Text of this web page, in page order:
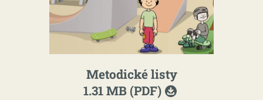
Metodické listy
1.31 MB (PDF)